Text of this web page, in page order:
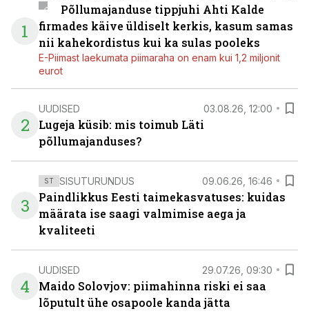
1
Põllumajanduse tippjuhi Ahti Kalde
firmades käive üldiselt kerkis, kasum samas
nii kahekordistus kui ka sulas pooleks
E-Piimast laekumata piimaraha on enam kui 1,2 miljonit
eurot
2
UUDISED 03.08.26, 12:00
Lugeja küsib: mis toimub Läti
põllumajanduses?
3
ST SISUTURUNDUS 09.06.26, 16:46
Paindlikkus Eesti taimekasvatuses: kuidas
määrata ise saagi valmimise aega ja
kvaliteeti
4
UUDISED 29.07.26, 09:30
Maido Solovjov: piimahinna riski ei saa
lõputult ühe osapoole kanda jätta